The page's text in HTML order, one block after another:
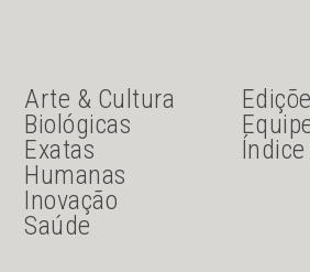
JU Menu acesso rápido
Arte & Cultura
Biológicas
Exatas
Humanas
Inovação
Saúde
JU